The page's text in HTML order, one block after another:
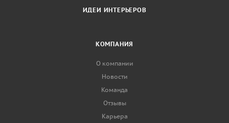
ИДЕИ ИНТЕРЬЕРОВ
КОМПАНИЯ
О компании
Новости
Команда
Отзывы
Карьера